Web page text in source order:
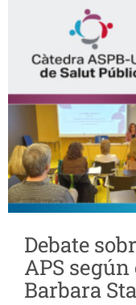
Debate
APS
Barbara